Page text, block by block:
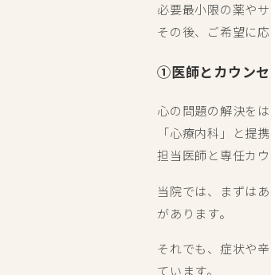
必要最小限の薬や
その後、ご希望に
①医師とカウン
心の問題の解決を
「心療内科」と提
担当医師と専任カ
当院では、まずは
があります。
それでも、症状や
ています。